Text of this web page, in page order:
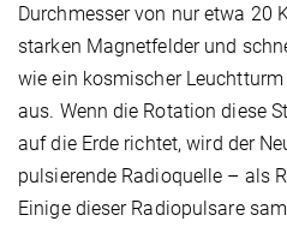
Durchmesser von nur etwa 20
starken Magnetfelder und
wie ein kosmischer
aus. Wenn die Rotation diese
auf die Erde richtet, wird der
pulsierende Radioquelle – als
Einige dieser Radiopulsare